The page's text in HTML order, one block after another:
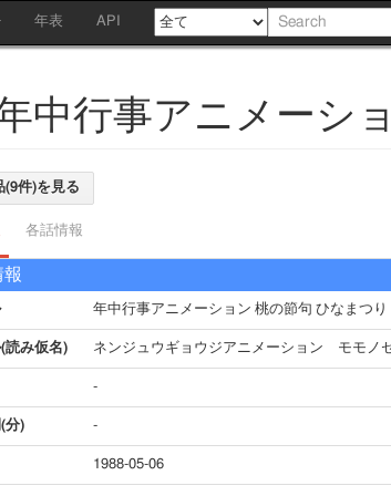
年表 API
中行事アニメーシ
(9件)を見る
各話情報
年中行事アニメーション 桃の節句 ひなまつり
読み仮名) ネンジュウギョウジアニメーション モモノ
-
分) -
1988-05-06